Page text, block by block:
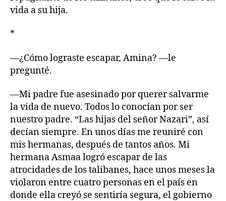
vida a su hija.
*
—¿Cómo lograste escapar, Amina? —le
pregunté.
—Mi padre fue asesinado por querer salvarme
la vida de nuevo. Todos lo conocían por ser
nuestro padre. “Las hijas del señor Nazari”, así
decían siempre. En unos días me reuniré con
mis hermanas, después de tantos años. Mi
hermana Asmaa logró escapar de las
atrocidades de los talibanes, hace unos meses la
violaron entre cuatro personas en el país en
donde ella creyó se sentiría segura, el gobierno